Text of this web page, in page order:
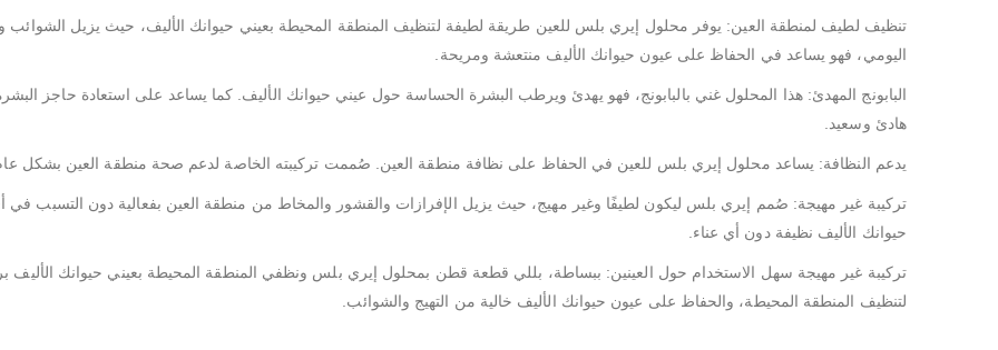
تنظيف لطيف لمنطقة العين: يوفر محلول إيري بلس للعين طريقة لطيفة لتنظيف المنطقة المحيطة بعيني حيوانك الأليف، حيث يزيل الشوائب
اليومي، فهو يساعد في الحفاظ على عيون حيوانك الأليف منتعشة ومريحة.
البابونج المهدئ: هذا المحلول غني بالبابونج، فهو يهدئ ويرطب البشرة الحساسة حول عيني حيوانك الأليف. كما يساعد على استعادة حاجز
هادئ وسعيد.
يدعم النظافة: يساعد محلول إيري بلس للعين في الحفاظ على نظافة منطقة العين. صُممت تركيبته الخاصة لدعم صحة منطقة العين بشكل عام،
تركيبة غير مهيجة: صُمم إيري بلس ليكون لطيفًا وغير مهيج، حيث يزيل الإفرازات والقشور والمخاط من منطقة العين بفعالية دون التسبب في
حيوانك الأليف نظيفة دون أي عناء.
تركيبة غير مهيجة سهل الاستخدام حول العينين: ببساطة، بللي قطعة قطن بمحلول إيري بلس ونظفي المنطقة المحيطة بعيني حيوانك
لتنظيف المنطقة المحيطة، والحفاظ على عيون حيوانك الأليف خالية من التهيج والشوائب.